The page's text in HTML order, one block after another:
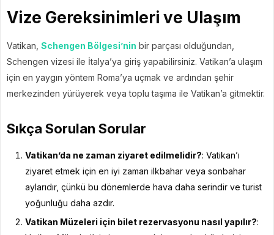
Vize Gereksinimleri ve Ulaşım
Vatikan, Schengen Bölgesi’nin bir parçası olduğundan,
Schengen vizesi ile İtalya’ya giriş yapabilirsiniz. Vatikan’a ulaşım
için en yaygın yöntem Roma’ya uçmak ve ardından şehir
merkezinden yürüyerek veya toplu taşıma ile Vatikan’a gitmektir.
Sıkça Sorulan Sorular
Vatikan’da ne zaman ziyaret edilmelidir?: Vatikan’ı
ziyaret etmek için en iyi zaman ilkbahar veya sonbahar
aylarıdır, çünkü bu dönemlerde hava daha serindir ve turist
yoğunluğu daha azdır.
Vatikan Müzeleri için bilet rezervasyonu nasıl yapılır?: